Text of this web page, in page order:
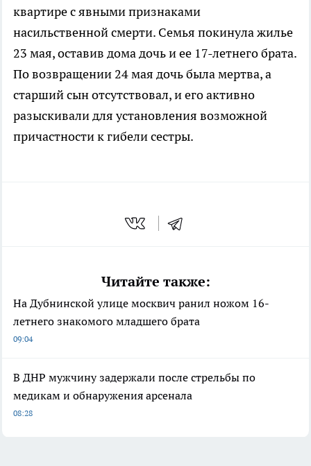
квартире с явными признаками
насильственной смерти. Семья покинула жилье
23 мая, оставив дома дочь и ее 17-летнего брата.
По возвращении 24 мая дочь была мертва, а
старший сын отсутствовал, и его активно
разыскивали для установления возможной
причастности к гибели сестры.
Читайте также:
На Дубнинской улице москвич ранил ножом 16-
летнего знакомого младшего брата
09:04
В ДНР мужчину задержали после стрельбы по
медикам и обнаружения арсенала
08:28